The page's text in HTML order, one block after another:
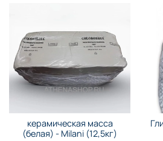
керамическая масса
(белая) - Milani (12,5кг)